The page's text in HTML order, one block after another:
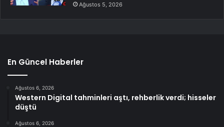
Ağustos 5, 2026
En Güncel Haberler
Ağustos 6, 2026
Western Digital tahminleri aştı, rehberlik verdi; hisseler
düştü
Ağustos 6, 2026